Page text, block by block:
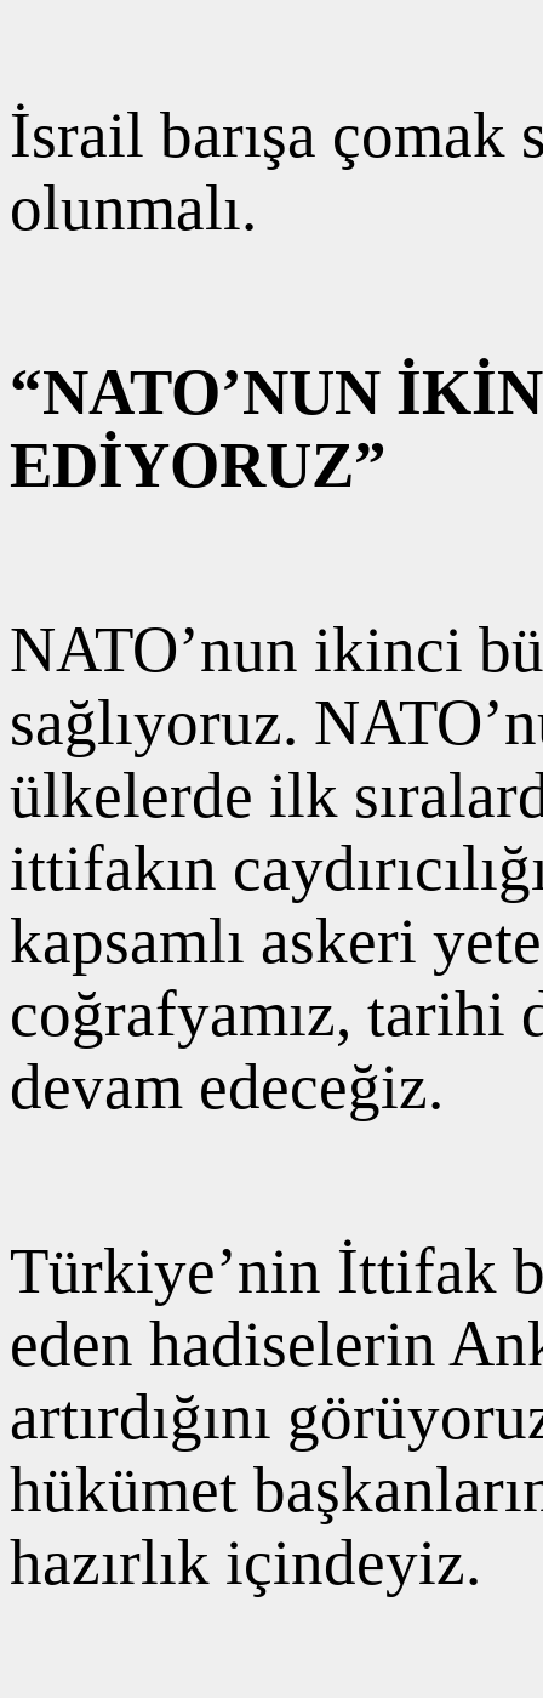
İsrail barışa
olunmalı.
“NATO’NUN
EDİYORUZ”
NATO’nun ikinci
sağlıyoruz.
ülkelerde ilk
ittifakın
kapsamlı askeri
coğrafyamız, tarihi
devam edeceğiz.
Türkiye’nin İttifak
eden hadiselerin
artırdığını
hükümet
hazırlık içindeyiz.